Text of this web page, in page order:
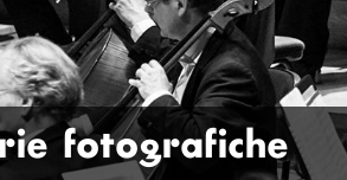
fotografiche